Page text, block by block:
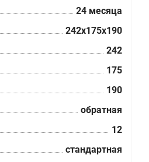
24 месяца
242x175x190
242
175
190
обратная
12
стандартная